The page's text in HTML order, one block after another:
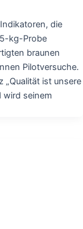
die
kg-Probe
braunen
Pilotversuche.
„Qualität ist unsere
wird seinem